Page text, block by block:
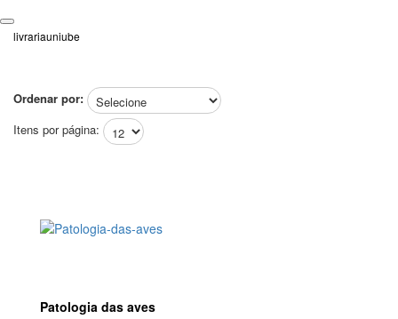
livrariauniube
Ordenar por:
Itens por página:
Patologia das aves